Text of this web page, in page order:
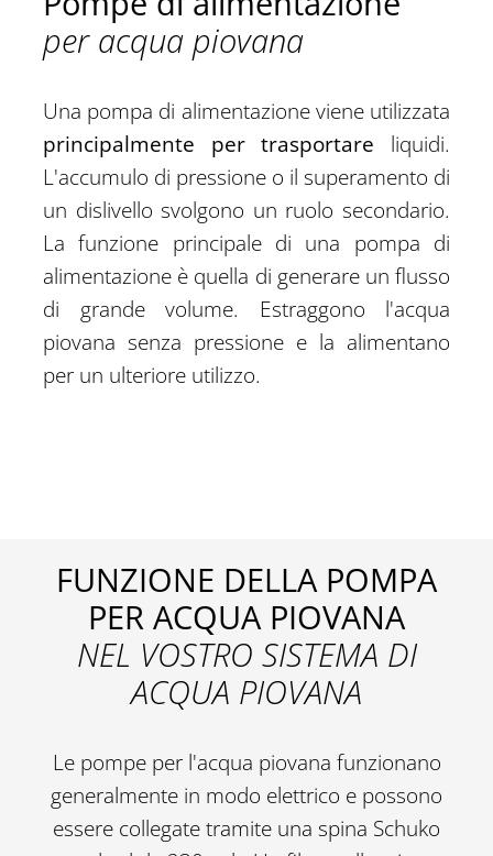
per acqua piovana
Una pompa di alimentazione viene utilizzata
principalmente per trasportare liquidi.
L'accumulo di pressione o il superamento di
un dislivello svolgono un ruolo secondario.
La funzione principale di una pompa di
alimentazione è quella di generare un flusso
di grande volume. Estraggono l'acqua
piovana senza pressione e la alimentano
per un ulteriore utilizzo.
FUNZIONE DELLA POMPA
PER ACQUA PIOVANA
NEL VOSTRO SISTEMA DI
ACQUA PIOVANA
Le pompe per l'acqua piovana funzionano
generalmente in modo elettrico e possono
essere collegate tramite una spina Schuko